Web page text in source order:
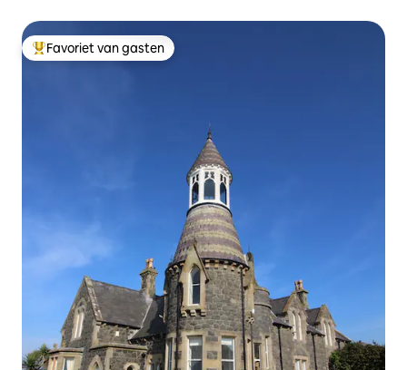
Topfavoriet van gasten
Favoriet van gasten